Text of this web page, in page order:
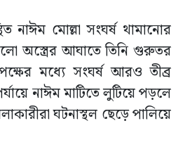
নাঈম মোল্লা সংঘর্ষ থামানোর
অস্ত্রের আঘাতে তিনি গুরুতর
মধ্যে সংঘর্ষ আরও তীব্র
নাঈম মাটিতে লুটিয়ে পড়লে
ঘটনাস্থল ছেড়ে পালিয়ে